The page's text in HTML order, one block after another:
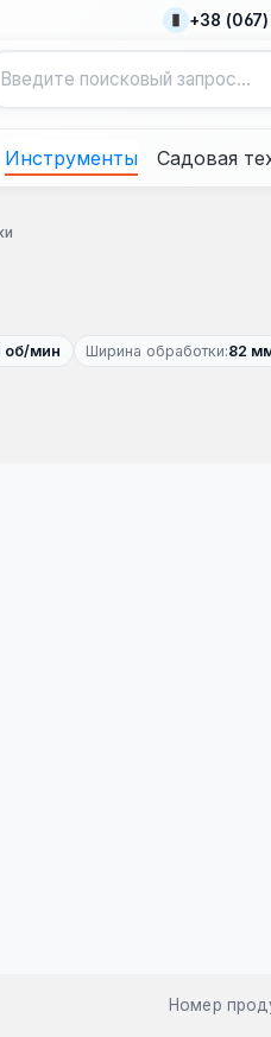
+38
Инструменты Садовая
об/мин Ширина обработки:82
Номер